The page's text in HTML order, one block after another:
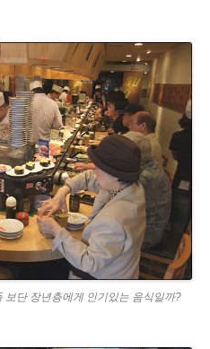
보단 장년층에게 인기있는 음식일까?